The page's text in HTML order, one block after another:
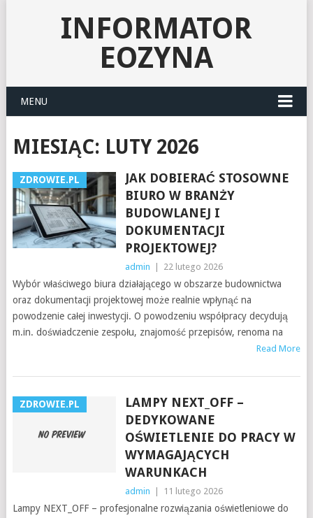
INFORMATOR
EOZYNA
MENU
MIESIĄC: LUTY 2026
ZDROWIE.PL
JAK DOBIERAĆ STOSOWNE
BIURO W BRANŻY
BUDOWLANEJ I
DOKUMENTACJI
PROJEKTOWEJ?
admin 22 lutego 2026
Wybór właściwego biura działającego w obszarze budownictwa
oraz dokumentacji projektowej może realnie wpłynąć na
powodzenie całej inwestycji. O powodzeniu współpracy decydują
m.in. doświadczenie zespołu, znajomość przepisów, renoma na
Read More
ZDROWIE.PL
LAMPY NEXT_OFF –
DEDYKOWANE
OŚWIETLENIE DO PRACY W
WYMAGAJĄCYCH
WARUNKACH
admin 11 lutego 2026
Lampy NEXT_OFF – profesjonalne rozwiązania oświetleniowe do